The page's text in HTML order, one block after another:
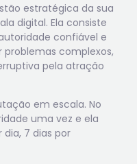
estratégica da sua
digital. Ela consiste
confiável e
problemas complexos,
pela atração
em escala. No
uma vez e ela
7 dias por